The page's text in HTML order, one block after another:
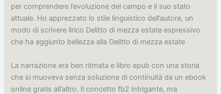
per comprendere l’evoluzione del campo e il suo stato
attuale. Ho apprezzato lo stile linguistico dell’autore, un
modo di scrivere lirico Delitto di mezza estate espressivo
che ha aggiunto bellezza alla Delitto di mezza estate
La narrazione era ben ritmata e libro epub con una storia
che si muoveva senza soluzione di continuità da un ebook
online gratis all’altro. Il concetto fb2 intrigante, ma